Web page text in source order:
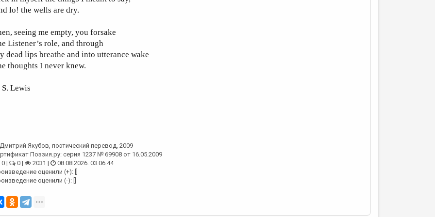
lo! the wells are dry.
seeing me empty, you forsake
Listener’s role, and through
dead lips breathe and into utterance wake
thoughts I never knew.
S. Lewis
Дмитрий Якубов, поэтический перевод, 2009
Поэзия.ру: серия 1237 № 69908 от 16.05.2009
0 |
0 | 2031 |
08.08.2026. 03:06:44
оценили (+): []
оценили (-): []